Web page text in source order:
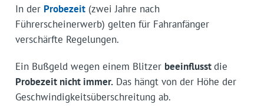
In der Probezeit(zwei Jahre nach
Führerscheinerwerb) gelten für Fahranfänger
verschärfte Regelungen.
Ein Bußgeld wegen einem Blitzer beeinflusstdie
Probezeit nicht immer.Das hängt von der Höhe der
Geschwindigkeitsüberschreitung ab.